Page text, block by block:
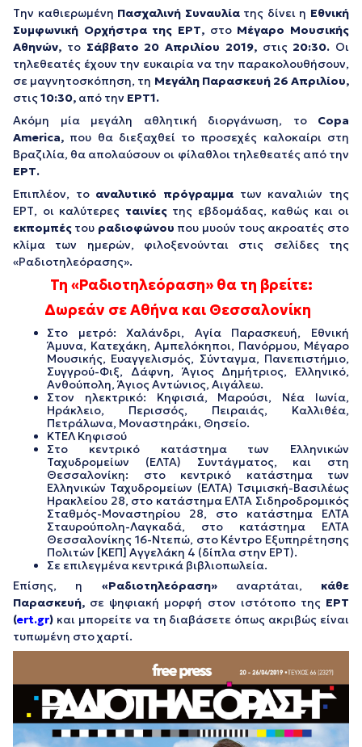
Tην καθιερωμένη Πασχαλινή Συναυλίατης δίνει η Εθνική
Συμφωνική Ορχήστρα της ΕΡΤ, στο Μέγαρο Μουσικής
Αθηνών, το Σάββατο 20 Απριλίου 2019,στις20:30. Οι
τηλεθεατές έχουν την ευκαιρία να την παρακολουθήσουν,
σε μαγνητοσκόπηση, τη Μεγάλη Παρασκευή 26 Απριλίου,
στις10:30, από την ΕΡΤ1.
Ακόμη μία μεγάλη αθλητική διοργάνωση, το Copa
America, που θα διεξαχθεί το προσεχές καλοκαίρι στη
Βραζιλία, θα απολαύσουν οι φίλαθλοι τηλεθεατές από την
ΕΡΤ.
Επιπλέον, το αναλυτικό πρόγραμμα των καναλιών της
ΕΡΤ, οι καλύτερες ταινίεςτης εβδομάδας, καθώς και οι
εκπομπές του ραδιοφώνου που μυούν τους ακροατές στο
κλίμα των ημερών, φιλοξενούνται στις σελίδες της
«Ραδιοτηλεόρασης».
Τη «Ραδιοτηλεόραση» θα τη βρείτε:
Δωρεάν σε Αθήνα και Θεσσαλονίκη
Στο μετρό: Χαλάνδρι, Αγία Παρασκευή, Εθνική
Άμυνα, Κατεχάκη, Αμπελόκηποι, Πανόρμου, Μέγαρο
Μουσικής, Ευαγγελισμός, Σύνταγμα, Πανεπιστήμιο,
Συγγρού-Φιξ, Δάφνη, Άγιος Δημήτριος, Ελληνικό,
Ανθούπολη, Άγιος Αντώνιος, Αιγάλεω.
Στον ηλεκτρικό: Κηφισιά, Μαρούσι, Νέα Ιωνία,
Ηράκλειο, Περισσός, Πειραιάς, Καλλιθέα,
Πετράλωνα, Μοναστηράκι, Θησείο.
ΚΤΕΛ Κηφισού
Στο κεντρικό κατάστημα των Ελληνικών
Ταχυδρομείων (ΕΛΤΑ) Συντάγματος, και στη
Θεσσαλονίκη: στο κεντρικό κατάστημα των
Ελληνικών Ταχυδρομείων (ΕΛΤΑ) Τσιμισκή-Βασιλέως
Ηρακλείου 28, στο κατάστημα ΕΛΤΑ Σιδηροδρομικός
Σταθμός-Μοναστηρίου 28, στο κατάστημα ΕΛΤΑ
Σταυρούπολη-Λαγκαδά, στο κατάστημα ΕΛΤΑ
Θεσσαλονίκης 16-Ντεπώ, στο Κέντρο Εξυπηρέτησης
Πολιτών [ΚΕΠ] Αγγελάκη 4 (δίπλα στην ΕΡΤ).
Σε επιλεγμένα κεντρικά βιβλιοπωλεία.
Επίσης, η «Ραδιοτηλεόραση»αναρτάται, κάθε
Παρασκευή, σε ψηφιακή μορφή στον ιστότοπο τηςΕΡΤ
(ert.gr) και μπορείτε να τη διαβάσετε όπως ακριβώς είναι
τυπωμένη στο χαρτί.